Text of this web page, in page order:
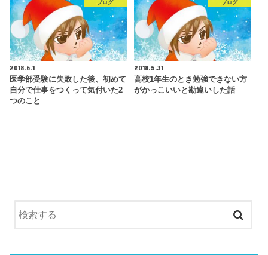
ブログ
2018.6.1
医学部受験に失敗した後、初めて
自分で仕事をつくって気付いた2
つのこと
ブログ
2018.5.31
高校1年生のとき勉強できない方
がかっこいいと勘違いした話